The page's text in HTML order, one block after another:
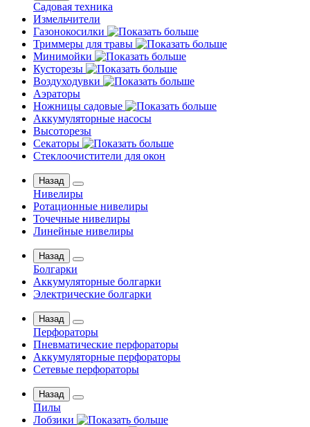
Садовая техника
Измельчители
Газонокосилки
Триммеры для травы
Минимойки
Кусторезы
Воздуходувки
Аэраторы
Ножницы садовые
Аккумуляторные насосы
Высоторезы
Секаторы
Стеклоочистители для окон
Назад
Нивелиры
Ротационные нивелиры
Точечные нивелиры
Линейные нивелиры
Назад
Болгарки
Аккумуляторные болгарки
Электрические болгарки
Назад
Перфораторы
Пневматические перфораторы
Аккумуляторные перфораторы
Сетевые перфораторы
Назад
Пилы
Лобзики